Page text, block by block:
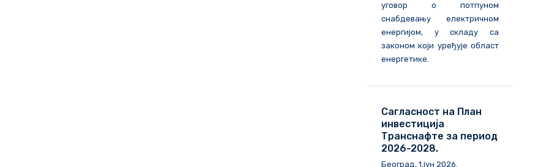
уговор о потпуном
снабдевању електричном
енергијом, у складу са
законом који уређује област
енергетике.
Сагласност на План
инвестиција
Транснафте за период
2026-2028.
Београд, 1.јун 2026.